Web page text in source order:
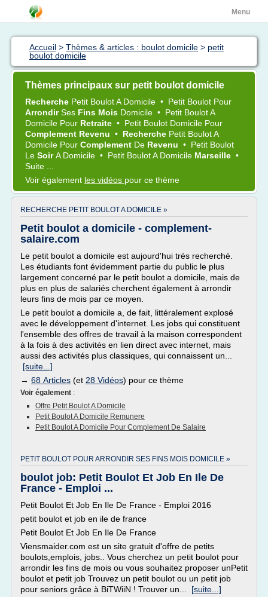
Menu
Accueil > Thèmes & articles : boulot domicile > petit
boulot domicile
Thèmes principaux sur petit boulot domicile
Recherche Petit BoulotA Domicile • Petit Boulot Pour
ArrondirSes Fins Mois Domicile • Petit BoulotA
Domicile Pour Retraite • Petit Boulot Domicile Pour
Complement Revenu • Recherche Petit BoulotA
Domicile Pour Complement De Revenu • Petit Boulot
Le SoirA Domicile • Petit BoulotA Domicile Marseille •
Suite ...
Voir également les vidéos pour ce thème
RECHERCHE PETIT BOULOT A DOMICILE »
Petit boulot a domicile - complement-
salaire.com
Le petit boulot a domicile est aujourd'hui très recherché.
Les étudiants font évidemment partie du public le plus
largement concerné par le petit boulot a domicile, mais de
plus en plus de salariés cherchent également à arrondir
leurs fins de mois par ce moyen.
Le petit boulot a domicile a, de fait, littéralement explosé
avec le développement d'internet. Les jobs qui constituent
l'ensemble des offres de travail à la maison correspondent
à la fois à des activités en lien direct avec internet, mais
aussi des activités plus classiques, qui connaissent un...
[suite...]
→ 68 Articles (et 28 Vidéos) pour ce thème
Voir également :
Offre Petit Boulot A Domicile
Petit Boulot A Domicile Remunere
Petit Boulot A Domicile Pour Complement De Salaire
PETIT BOULOT POUR ARRONDIR SES FINS MOIS DOMICILE »
boulot job: Petit Boulot Et Job En Ile De
France - Emploi ...
Petit Boulot Et Job En Ile De France - Emploi 2016
petit boulot et job en ile de france
Petit Boulot Et Job En Ile De France
Viensmaider.com est un site gratuit d'offre de petits
boulots,emplois, jobs.. Vous cherchez un petit boulot pour
arrondir les fins de mois ou vous souhaitez proposer unPetit
boulot et petit job Trouvez un petit boulot ou un petit job
pour seniors grâce à BiTWiiN ! Trouver un... [suite...]